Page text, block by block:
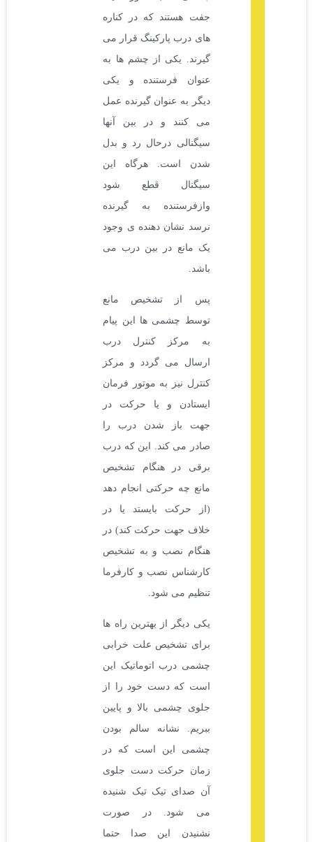
جفت هستند که در کناره
های درب پارکینگ قرار می
گیرند. یکی از چشم ها به
عنوان فرستنده و یکی
دیگر به عنوان گیرنده عمل
می کنند و در بین آنها
سیگنالی درحال رد و بدل
شدن است. هرگاه این
سیگنال قطع شود
وازفرستنده به گیرنده
نرسد نشان دهنده ی وجود
یک مانع در بین درب می
پس از تشخیص مانع
توسط چشمی ها این پیام
به مرکز کنترل درب
ارسال می گردد و مرکز
کنترل نیز به موتور فرمان
ایستادن و یا حرکت در
جهت باز شدن درب را
صادر می کند. این که درب
برقی در هنگام تشخیص
مانع چه حرکتی انجام دهد
(از حرکت بایستد یا در
خلاف جهت حرکت کند) در
هنگام نصب و به تشخیص
کارشناس نصب و کارفرما
یکی دیگر از بهترین راه ها
برای تشخیص علت خرابی
چشمی درب اتوماتیک این
است که دست خود را از
جلوی چشمی بالا و پایین
ببریم. نشانه سالم بودن
چشمی این است که در
زمان حرکت دست جلوی
آن صدای تیک تیک شنیده
می شود. در صورت
نشنیدن این صدا حتما